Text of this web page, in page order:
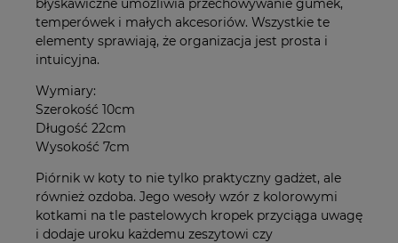
temperówek i małych akcesoriów. Wszystkie te
elementy sprawiają, że organizacja jest prosta i
intuicyjna.
Wymiary:
Szerokość 10cm
Długość 22cm
Wysokość 7cm
Piórnik w koty to nie tylko praktyczny gadżet, ale
również ozdoba. Jego wesoły wzór z kolorowymi
kotkami na tle pastelowych kropek przyciąga uwagę
i dodaje uroku każdemu zeszytowi czy